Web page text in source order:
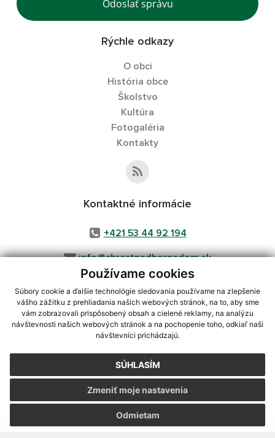
Používame cookies
Súbory cookie a ďalšie technológie sledovania používame na zlepšenie
vášho zážitku z prehliadania našich webových stránok, na to, aby sme
vám zobrazovali prispôsobený obsah a cielené reklamy, na analýzu
návštevnosti našich webových stránok a na pochopenie toho, odkiaľ naši
návštevníci prichádzajú.
SÚHLASÍM
Odmietam
Zmeniť moje nastavenia
Odoslať správu
Rýchle odkazy
O obci
História obce
Školstvo
Kultúra
Fotogaléria
Kontakty
Kontaktné informácie
+421 53 44 92 194
info@chrastnadhornadom.sk
využite možnosť získavania aktuálnych informácií s využitím RSS
CMS systém (redakčný) systém ECHELON 2,Mapa stránok,web portál
webex.digital, s.r.o.,domény,registrácia domény
Posledná aktualizácia:05.08.2026
Vytlačiť stránku|Vyhlásenie o prístupnosti